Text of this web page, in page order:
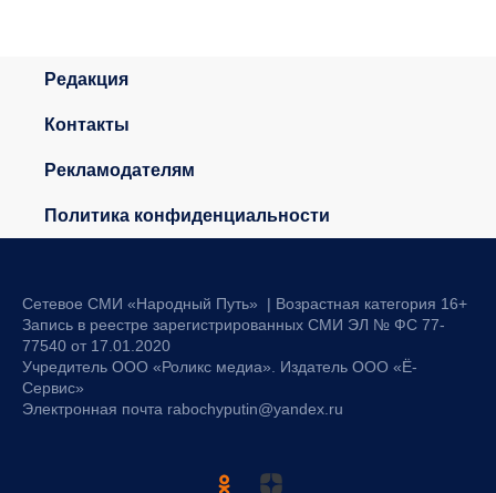
Редакция
Контакты
Рекламодателям
Политика конфиденциальности
Сетевое СМИ «Народный Путь» | Возрастная категория 16+
Запись в реестре зарегистрированных СМИ ЭЛ № ФС 77-
77540 от 17.01.2020
Учредитель ООО «Роликс медиа». Издатель ООО «Ё-
Сервис»
Электронная почта rabochyputin@yandex.ru